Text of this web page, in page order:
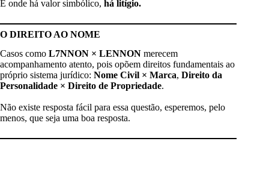
E onde há valor simbólico, há litígio.
O DIREITO AO NOME
Casos como L7NNON × LENNON merecem
acompanhamento atento, pois opõem direitos fundamentais ao
próprio sistema jurídico: Nome Civil × Marca, Direito da
Personalidade × Direito de Propriedade.
Não existe resposta fácil para essa questão, esperemos, pelo
menos, que seja uma boa resposta.